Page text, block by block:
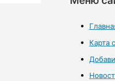
Карта